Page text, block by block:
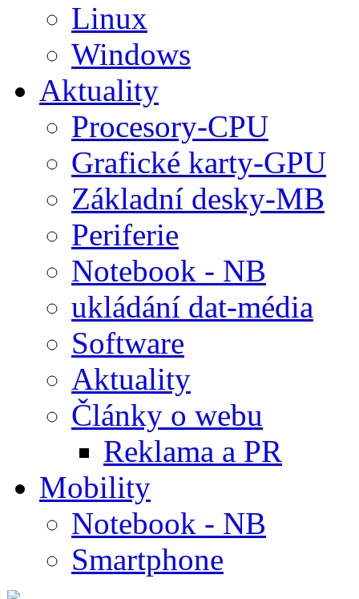
Linux
Windows
Aktuality
Procesory-CPU
Grafické karty-GPU
Základní desky-MB
Periferie
Notebook - NB
ukládání dat-média
Software
Aktuality
Články o webu
Reklama a PR
Mobility
Notebook - NB
Smartphone